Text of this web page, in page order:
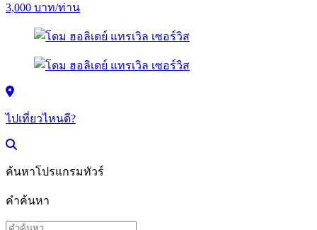
3,000 บาท/ท่าน
ไปเที่ยวไหนดี?
ค้นหาโปรแกรมทัวร์
คำค้นหา